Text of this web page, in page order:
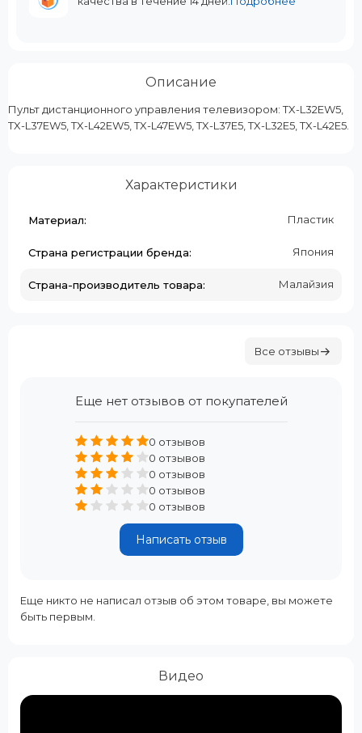
Описание
Пульт дистанционного управления телевизором: TX-L32EW5,
TX-L37EW5, TX-L42EW5, TX-L47EW5, TX-L37E5, TX-L32E5, TX-L42E5.
Характеристики
Материал: Пластик
Страна регистрации бренда: Япония
Страна-производитель товара: Малайзия
Все отзывы
Еще нет отзывов от покупателей
0 отзывов
0 отзывов
0 отзывов
0 отзывов
0 отзывов
Написать отзыв
Еще никто не написал отзыв об этом товаре, вы можете
быть первым.
Видео